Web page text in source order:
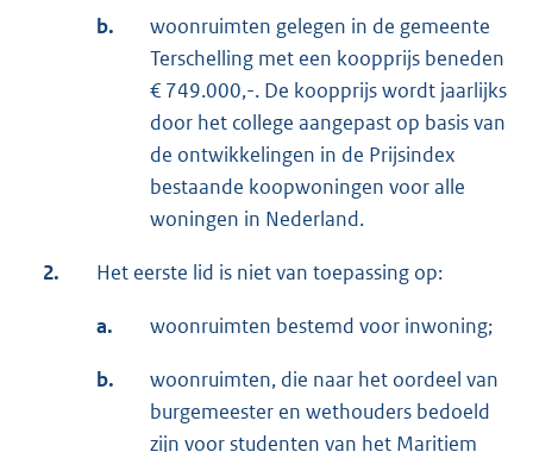
b.
woonruimten gelegen in de gemeente
Terschelling met een koopprijs beneden
€ 749.000,-. De koopprijs wordt jaarlijks
door het college aangepast op basis van
de ontwikkelingen in de Prijsindex
bestaande koopwoningen voor alle
woningen in Nederland.
2. Het eerste lid is niet van toepassing op:
a. woonruimten bestemd voor inwoning;
b.
woonruimten, die naar het oordeel van
burgemeester en wethouders bedoeld
zijn voor studenten van het Maritiem